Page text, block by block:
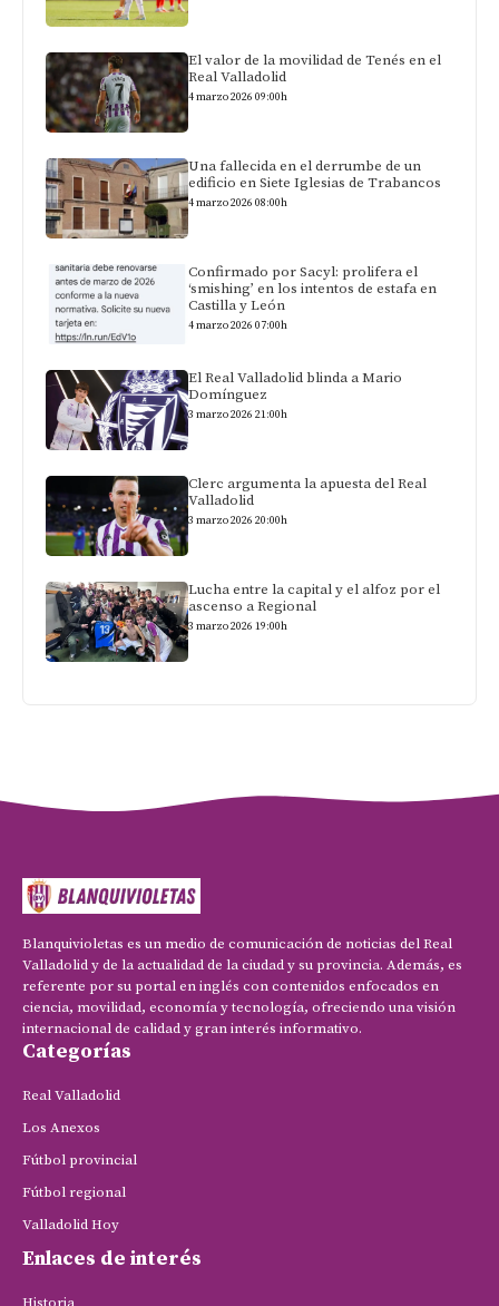
El valor de la movilidad de Tenés en el
Real Valladolid
4 marzo 2026 09:00h
Una fallecida en el derrumbe de un
edificio en Siete Iglesias de Trabancos
4 marzo 2026 08:00h
Confirmado por Sacyl: prolifera el
‘smishing’ en los intentos de estafa en
Castilla y León
4 marzo 2026 07:00h
El Real Valladolid blinda a Mario
Domínguez
3 marzo 2026 21:00h
Clerc argumenta la apuesta del Real
Valladolid
3 marzo 2026 20:00h
Lucha entre la capital y el alfoz por el
ascenso a Regional
3 marzo 2026 19:00h
Blanquivioletas es un medio de comunicación de noticias del Real
Valladolid y de la actualidad de la ciudad y su provincia. Además, es
referente por su portal en inglés con contenidos enfocados en
ciencia, movilidad, economía y tecnología, ofreciendo una visión
internacional de calidad y gran interés informativo.
Categorías
Real Valladolid
Los Anexos
Fútbol provincial
Fútbol regional
Valladolid Hoy
Enlaces de interés